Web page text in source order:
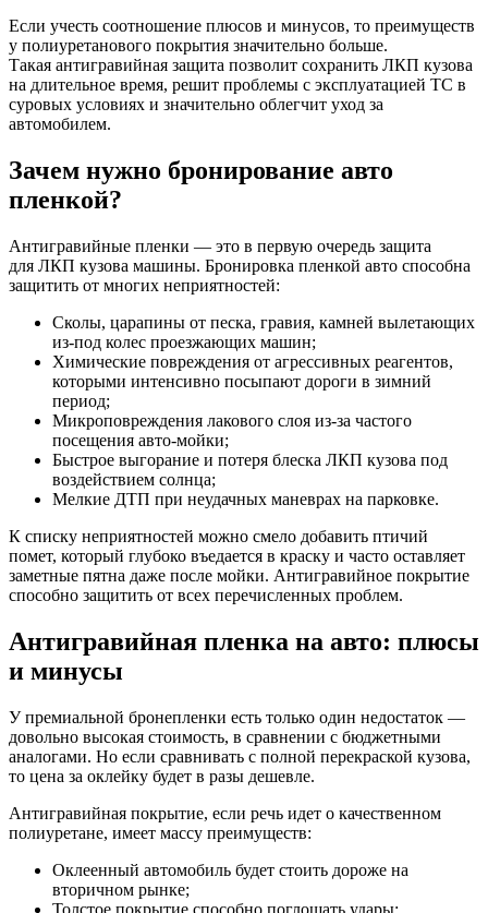
Если учесть соотношение плюсов и минусов, то преимуществ
у полиуретанового покрытия значительно больше.
Такая антигравийная защита позволит сохранить ЛКП кузова
на длительное время, решит проблемы с эксплуатацией ТС в
суровых условиях и значительно облегчит уход за
автомобилем.
Зачем нужно бронирование авто
пленкой?
Антигравийные пленки — это в первую очередь защита
для ЛКП кузова машины. Бронировка пленкой авто способна
защитить от многих неприятностей:
Сколы, царапины от песка, гравия, камней вылетающих
из-под колес проезжающих машин;
Химические повреждения от агрессивных реагентов,
которыми интенсивно посыпают дороги в зимний
период;
Микроповреждения лакового слоя из-за частого
посещения авто-мойки;
Быстрое выгорание и потеря блеска ЛКП кузова под
воздействием солнца;
Мелкие ДТП при неудачных маневрах на парковке.
К списку неприятностей можно смело добавить птичий
помет, который глубоко въедается в краску и часто оставляет
заметные пятна даже после мойки. Антигравийное покрытие
способно защитить от всех перечисленных проблем.
Антигравийная пленка на авто: плюсы
и минусы
У премиальной бронепленки есть только один недостаток —
довольно высокая стоимость, в сравнении с бюджетными
аналогами. Но если сравнивать с полной перекраской кузова,
то цена за оклейку будет в разы дешевле.
Антигравийная покрытие, если речь идет о качественном
полиуретане, имеет массу преимуществ:
Оклеенный автомобиль будет стоить дороже на
вторичном рынке;
Толстое покрытие способно поглощать удары;